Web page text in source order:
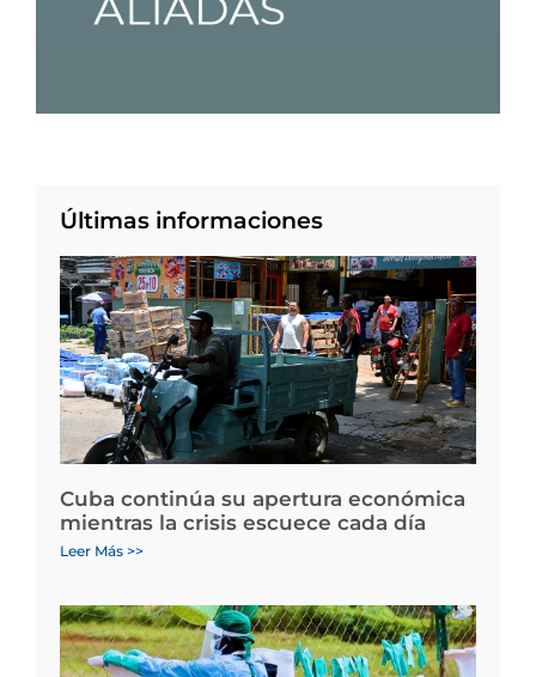
Últimas informaciones
Cuba continúa su apertura económica
mientras la crisis escuece cada día
Leer Más >>